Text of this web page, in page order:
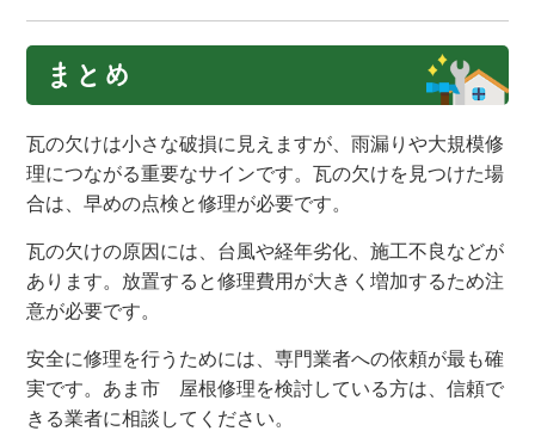
まとめ
瓦の欠けは小さな破損に見えますが、雨漏りや大規模修
理につながる重要なサインです。瓦の欠けを見つけた場
合は、早めの点検と修理が必要です。
瓦の欠けの原因には、台風や経年劣化、施工不良などが
あります。放置すると修理費用が大きく増加するため注
意が必要です。
安全に修理を行うためには、専門業者への依頼が最も確
実です。あま市 屋根修理を検討している方は、信頼で
きる業者に相談してください。